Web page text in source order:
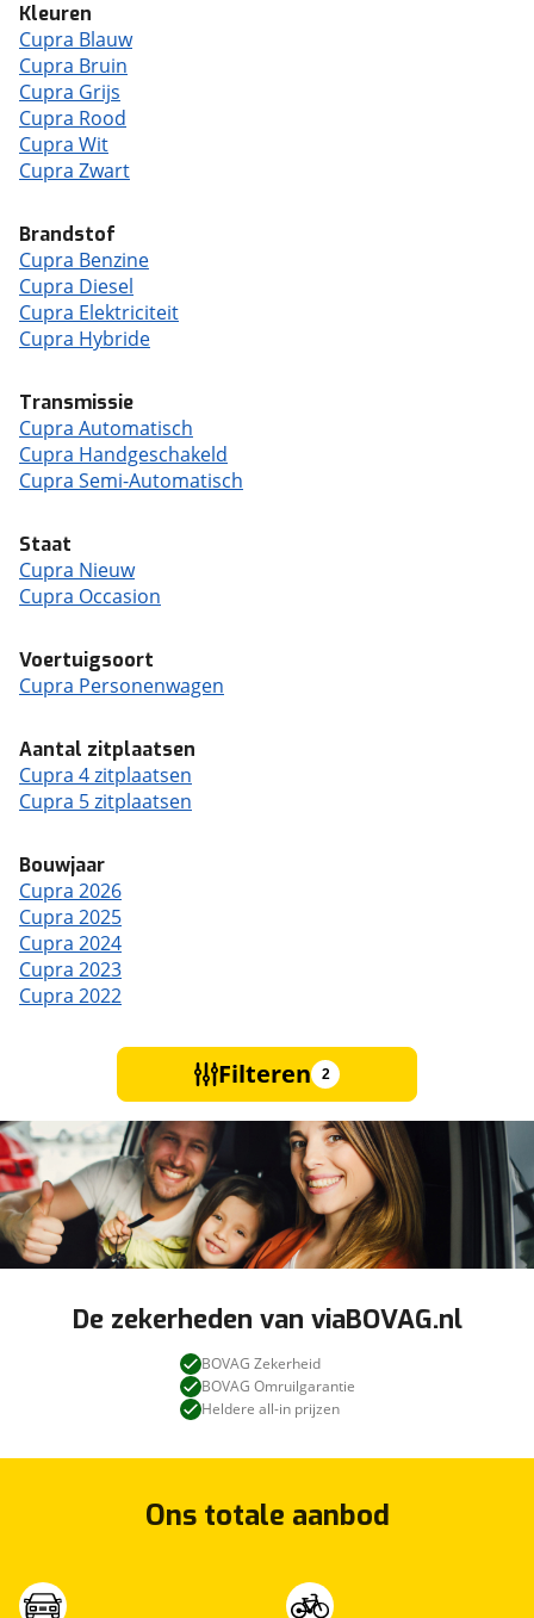
Kleuren
Cupra Blauw
Cupra Bruin
Cupra Grijs
Cupra Rood
Cupra Wit
Cupra Zwart
Brandstof
Cupra Benzine
Cupra Diesel
Cupra Elektriciteit
Cupra Hybride
Transmissie
Cupra Automatisch
Cupra Handgeschakeld
Cupra Semi-Automatisch
Staat
Cupra Nieuw
Cupra Occasion
Voertuigsoort
Cupra Personenwagen
Aantal zitplaatsen
Cupra 4 zitplaatsen
Cupra 5 zitplaatsen
Bouwjaar
Cupra 2026
Cupra 2025
Cupra 2024
Cupra 2023
Cupra 2022
Filteren 2
De zekerheden van viaBOVAG.nl
BOVAG Zekerheid
BOVAG Omruilgarantie
Heldere all-in prijzen
Ons totale aanbod